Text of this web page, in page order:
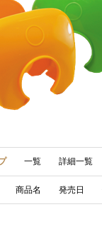
一覧 詳細一覧
商品名 発売日